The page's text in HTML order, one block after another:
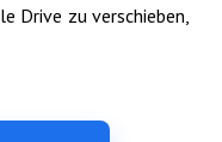
Drive zu verschieben,